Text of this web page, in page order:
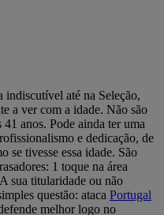
indiscutível até na Seleção,
a ver com a idade. Não são
41 anos. Pode ainda ter uma
e dedicação, de
se tivesse essa idade. São
1 toque na área
sua titularidade ou não
questão: ataca Portugal
melhor logo no